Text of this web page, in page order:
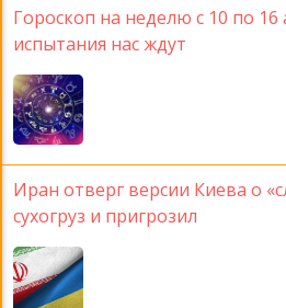
Гороскоп на неделю с 10 по 16
испытания нас ждут
Иран отверг версии Киева о
сухогруз и пригрозил